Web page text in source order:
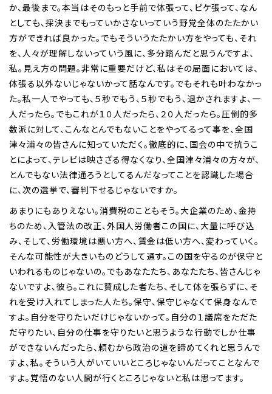
か、最後まで。本当はそのもっと手前で体張って、ピケ張って、なん
としても、採決までもっていかさないっていう野党全体のたたかい
方ができれば良かった。でもそういうたたかい方をやっても、それ
を、人々が理解しないっていう風に、多分踏んだと思うんですよ、
私。見え方の問題。非常に重要だけど、私はその局面においては、
体張る以外ないじゃないかって話なんです。でもそれも叶わなかっ
た。私一人でやっても、５秒でもう、５秒でもう、退かされますよ、一
人だったら。でもこれが１０人だったら、２０人だったら。圧倒的多
数派に対して、こんなとんでもないことをやってるって事を、全国
津々浦々の皆さんに知っていただく。徹底的に、国会の中で抗うこ
とによって、テレビは映さざる得なくなり、全国津々浦々の方々が、
とんでもない法律通ろうとしてるんだなってことを認識した場合
に、次の選挙で、審判下せるじゃないですか。
あまりにもありえない。消費税のこともそう。大企業のため、金持
ちのため、入管法の改正、外国人労働者この国に、大量に呼び込
み、そして、労働環境は悪い方へ、賃金は低い方へ、変わっていく。
そんな可能性が大きいものどうして通す。この国を守るのが保守と
いわれるものじゃないの。でもあなたたち、あなたたち、皆さんじゃ
ないですよ、彼ら。これに賛成した者たち、そして体を張らずに、そ
れを受け入れてしまった人たち。保守、保守じゃなくて保身なんで
すよ。自分を守りたいだけじゃないかって。自分の１議席をただた
だ守りたい、自分の仕事を守りたいと思うような行動でしか仕事
ができないんだったら、頼むから政治の道を諦めてくれと思うんで
すよ、私。そういう人がいていいところじゃないんだってことなんで
すよ。覚悟のない人間が行くところじゃないと私は思ってます。